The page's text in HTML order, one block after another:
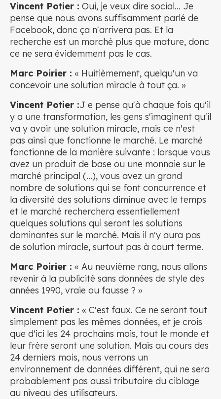
Vincent Potier : Oui, je veux dire social... Je
pense que nous avons suffisamment parlé de
Facebook, donc ça n'arrivera pas. Et la
recherche est un marché plus que mature, donc
ce ne sera évidemment pas le cas.
Marc Poirier : « Huitièmement, quelqu'un va
concevoir une solution miracle à tout ça. »
Vincent Potier :J e pense qu'à chaque fois qu'il
y a une transformation, les gens s'imaginent qu'il
va y avoir une solution miracle, mais ce n'est
pas ainsi que fonctionne le marché. Le marché
fonctionne de la manière suivante : lorsque vous
avez un produit de base ou une monnaie sur le
marché principal (...), vous avez un grand
nombre de solutions qui se font concurrence et
la diversité des solutions diminue avec le temps
et le marché recherchera essentiellement
quelques solutions qui seront les solutions
dominantes sur le marché. Mais il n'y aura pas
de solution miracle, surtout pas à court terme.
Marc Poirier : « Au neuvième rang, nous allons
revenir à la publicité sans données de style des
années 1990, vraie ou fausse ? »
Vincent Potier : « C'est faux. Ce ne seront tout
simplement pas les mêmes données, et je crois
que d'ici les 24 prochains mois, tout le monde et
leur frère seront une solution. Mais au cours des
24 derniers mois, nous verrons un
environnement de données différent, qui ne sera
probablement pas aussi tributaire du ciblage
au niveau des utilisateurs.